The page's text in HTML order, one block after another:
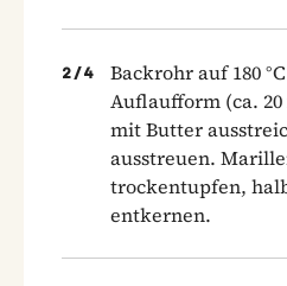
2 /4
Backrohr auf 180
Auflaufform (ca.
mit Butter
ausstreuen.
trockentupfen,
entkernen.